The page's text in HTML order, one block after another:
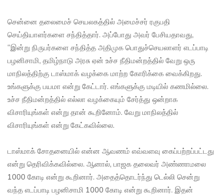
சென்னை தலைமைச் செயலகத்தில் அமைச்சர் ரகுபதி
செய்தியாளர்களை சந்தித்தார். அப்போது அவர் பேசியதாவது,
“இன்று நிருபர்களை சந்தித்த அதிமுக பொதுச்செயலாளர் எடப்பாடி
பழனிசாமி, தமிழ்நாடு அரசு ஏன் உச்ச நீதிமன்றத்தில் வேறு ஒரு
மாநிலத்திற்கு டாஸ்மாக் வழக்கை மாற்ற கோரிக்கை வைக்கிறது.
உங்களுக்கு பயமா என்று கேட்டார். எங்களுக்கு மடியில் கணமில்லை.
உச்ச நீதிமன்றத்தில் எல்லா வழக்கையும் சேர்த்து ஒன்றாக
விசாரியுங்கள் என்று தான் கூறினோம். வேறு மாநிலத்தில்
விசாரியுங்கள் என்று கேட்கவில்லை.
டாஸ்மாக் சோதனையில் என்ன ஆவணம் எவ்வளவு கைப்பற்றப்பட்டது
என்று தெரிவிக்கவில்லை. ஆனால், பாஜக தலைவர் அண்ணாமலை
1000 கோடி என்று கூறினார். அதைத்தொடர்ந்து டெல்லி சென்று
வந்த எடப்பாடி பழனிசாமி 1000 கோடி என்று கூறினார். இதன்